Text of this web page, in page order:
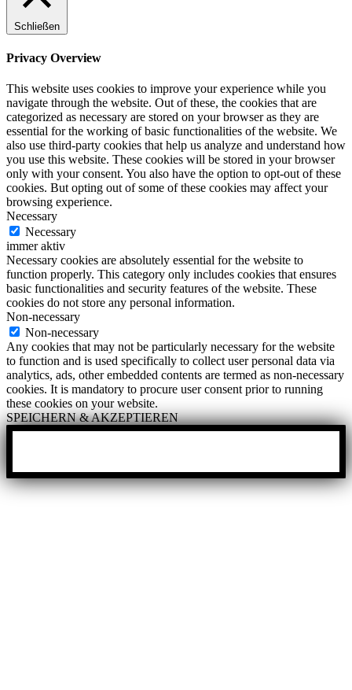
Schließen
Privacy Overview
This website uses cookies to improve your experience while you
navigate through the website. Out of these, the cookies that are
categorized as necessary are stored on your browser as they are
essential for the working of basic functionalities of the website. We
also use third-party cookies that help us analyze and understand how
you use this website. These cookies will be stored in your browser
only with your consent. You also have the option to opt-out of these
cookies. But opting out of some of these cookies may affect your
browsing experience.
Necessary
Necessary
immer aktiv
Necessary cookies are absolutely essential for the website to
function properly. This category only includes cookies that ensures
basic functionalities and security features of the website. These
cookies do not store any personal information.
Non-necessary
Non-necessary
Any cookies that may not be particularly necessary for the website
to function and is used specifically to collect user personal data via
analytics, ads, other embedded contents are termed as non-necessary
cookies. It is mandatory to procure user consent prior to running
these cookies on your website.
SPEICHERN & AKZEPTIEREN